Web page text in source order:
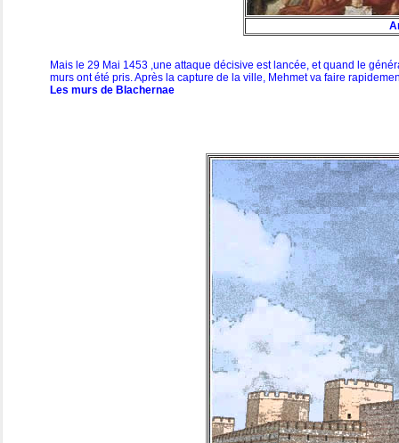
Mais le 29 Mai 1453 ,une attaque décisive est lancée, et quand le
murs ont été pris. Après la capture de la ville, Mehmet va faire
Les murs de Blachernae